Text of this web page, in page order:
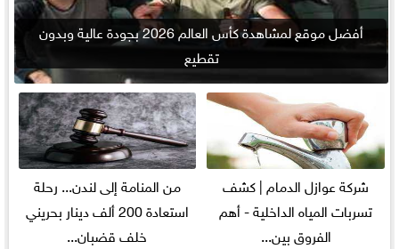
أفضل موقع لمشاهدة كأس العالم 2026 بجودة عالية وبدون
تقطيع
شركة عوازل الدمام | كشف
تسربات المياه الداخلية - أهم
الفروق بين...
من المنامة إلى لندن... رحلة
استعادة 200 ألف دينار بحريني
خلف قضبان...